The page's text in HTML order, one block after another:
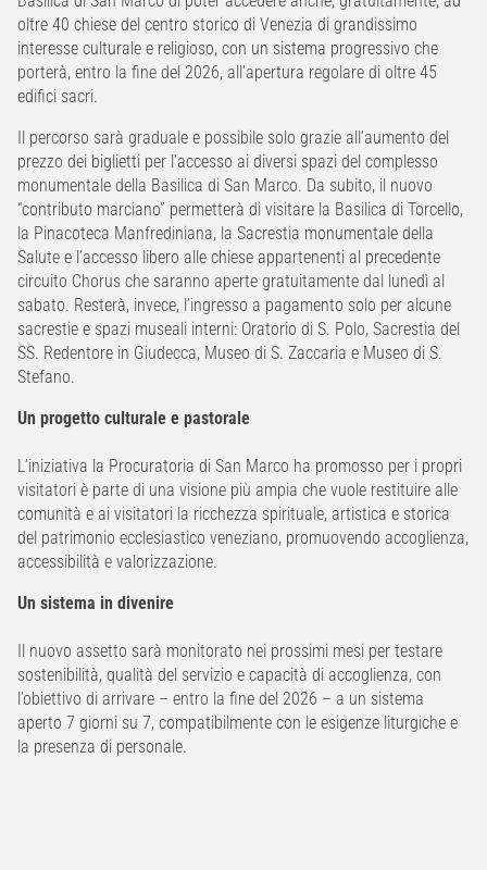
oltre 40 chiese del centro storico di Venezia di grandissimo
interesse culturale e religioso, con un sistema progressivo che
porterà, entro la fine del 2026, all’apertura regolare di oltre 45
edifici sacri.
Il percorso sarà graduale e possibile solo grazie all’aumento del
prezzo dei biglietti per l’accesso ai diversi spazi del complesso
monumentale della Basilica di San Marco. Da subito, il nuovo
“contributo marciano” permetterà di visitare la Basilica di Torcello,
la Pinacoteca Manfrediniana, la Sacrestia monumentale della
Salute e l’accesso libero alle chiese appartenenti al precedente
circuito Chorus che saranno aperte gratuitamente dal lunedì al
sabato. Resterà, invece, l’ingresso a pagamento solo per alcune
sacrestie e spazi museali interni: Oratorio di S. Polo, Sacrestia del
SS. Redentore in Giudecca, Museo di S. Zaccaria e Museo di S.
Stefano.
Un progetto culturale e pastorale
L’iniziativa la Procuratoria di San Marco ha promosso per i propri
visitatori è parte di una visione più ampia che vuole restituire alle
comunità e ai visitatori la ricchezza spirituale, artistica e storica
del patrimonio ecclesiastico veneziano, promuovendo accoglienza,
accessibilità e valorizzazione.
Un sistema in divenire
Il nuovo assetto sarà monitorato nei prossimi mesi per testare
sostenibilità, qualità del servizio e capacità di accoglienza, con
l’obiettivo di arrivare – entro la fine del 2026 – a un sistema
aperto 7 giorni su 7, compatibilmente con le esigenze liturgiche e
la presenza di personale.